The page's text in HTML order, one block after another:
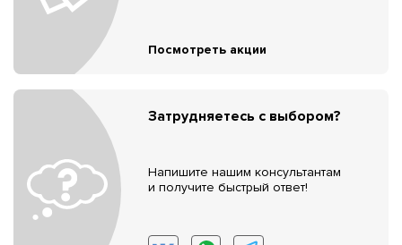
Посмотреть акции
Затрудняетесь с выбором?
Напишите нашим консультантам
и получите быстрый ответ!